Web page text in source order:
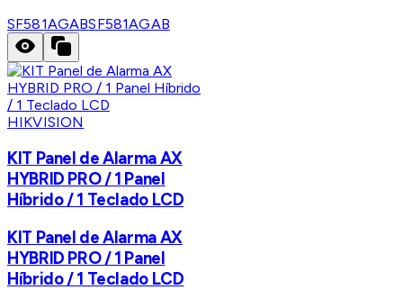
SF581AGABSF581AGAB
HIKVISION
KIT Panel de Alarma AX
HYBRID PRO / 1 Panel
Híbrido / 1 Teclado LCD
KIT Panel de Alarma AX
HYBRID PRO / 1 Panel
Híbrido / 1 Teclado LCD